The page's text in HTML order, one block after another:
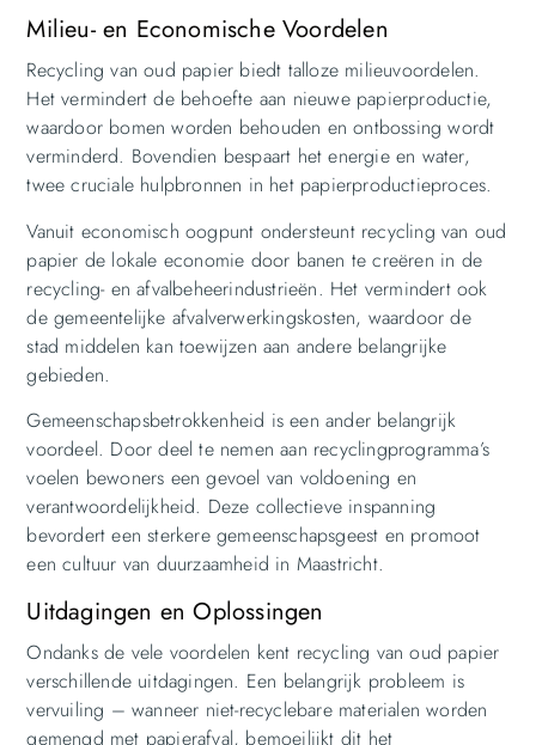
Milieu- en Economische Voordelen
Recycling van oud papier biedt talloze milieuvoordelen.
Het vermindert de behoefte aan nieuwe papierproductie,
waardoor bomen worden behouden en ontbossing wordt
verminderd. Bovendien bespaart het energie en water,
twee cruciale hulpbronnen in het papierproductieproces.
Vanuit economisch oogpunt ondersteunt recycling van oud
papier de lokale economie door banen te creëren in de
recycling- en afvalbeheerindustrieën. Het vermindert ook
de gemeentelijke afvalverwerkingskosten, waardoor de
stad middelen kan toewijzen aan andere belangrijke
gebieden.
Gemeenschapsbetrokkenheid is een ander belangrijk
voordeel. Door deel te nemen aan recyclingprogramma’s
voelen bewoners een gevoel van voldoening en
verantwoordelijkheid. Deze collectieve inspanning
bevordert een sterkere gemeenschapsgeest en promoot
een cultuur van duurzaamheid in Maastricht.
Uitdagingen en Oplossingen
Ondanks de vele voordelen kent recycling van oud papier
verschillende uitdagingen. Een belangrijk probleem is
vervuiling – wanneer niet-recyclebare materialen worden
gemengd met papierafval, bemoeilijkt dit het